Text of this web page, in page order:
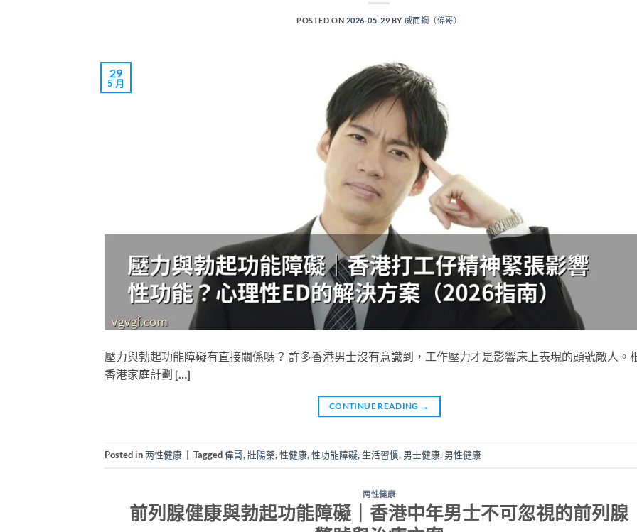
POSTED ON 2026-05-29 BY 威而鋼（偉哥）
29
5 月
壓力與勃起功能障礙有直接關係嗎？ 許多香港男士沒有意識到，工作壓力才是影響床上表現的頭號敵人。
香港家庭計劃 […]
CONTINUE READING →
Posted in两性健康 Tagged偉哥,壯陽藥,性健康,性功能障礙,生活習慣, 男士健康, 男性健康
两性健康
前列腺健康與勃起功能障礙｜香港中年男士不可忽視的前列腺